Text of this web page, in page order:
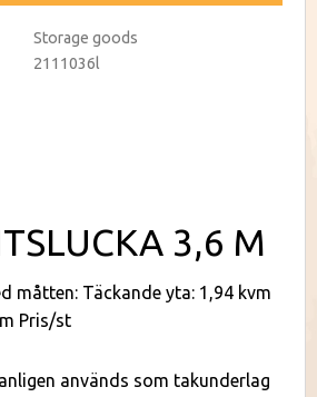
Storage goods
2111036l
3,6 M
måtten: Täckande yta: 1,94 kvm
Pris/st
används som takunderlag